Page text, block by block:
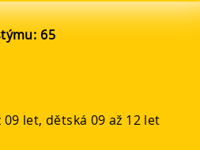
65
09 let, dětská 09 až 12 let